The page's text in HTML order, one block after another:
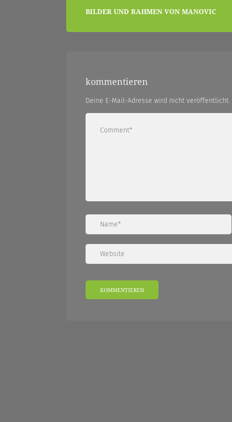
beitragsnavigation
BILDER UND RAHMEN VON MANOVIC
kommentieren
Deine E-Mail-Adresse wird nicht veröffentlicht.